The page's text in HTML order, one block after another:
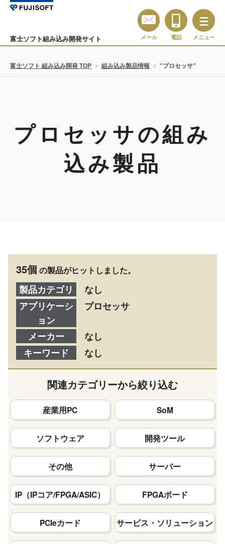
富士ソフト組み込み開発サイト メール 電話 メニュー
富士ソフト 組み込み開発 TOP 組み込み製品情報 "プロセッサ"
プロセッサの組み
込み製品
35個 の製品がヒットしました。
製品カテゴリ
なし
アプリケーシ
ョン
プロセッサ
メーカー
なし
キーワード
なし
関連カテゴリーから絞り込む
産業用PC SoM
ソフトウェア 開発ツール
その他 サーバー
IP（IPコア/FPGA/ASIC） FPGAボード
PCIeカード サービス・ソリューション